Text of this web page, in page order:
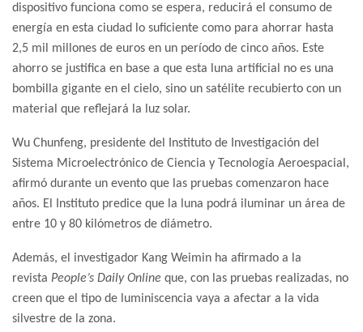
dispositivo funciona como se espera, reducirá el consumo de
energía en esta ciudad lo suficiente como para ahorrar hasta
2,5 mil millones de euros en un período de cinco años. Este
ahorro se justifica en base a que esta luna artificial no es una
bombilla gigante en el cielo, sino un satélite recubierto con un
material que reflejará la luz solar.
Wu Chunfeng, presidente del Instituto de Investigación del
Sistema Microelectrónico de Ciencia y Tecnología Aeroespacial,
afirmó durante un evento que las pruebas comenzaron hace
años. El Instituto predice que la luna podrá iluminar un área de
entre 10 y 80 kilómetros de diámetro.
Además, el investigador Kang Weimin ha afirmado a la
revista People’s Daily Online que, con las pruebas realizadas, no
creen que el tipo de luminiscencia vaya a afectar a la vida
silvestre de la zona.